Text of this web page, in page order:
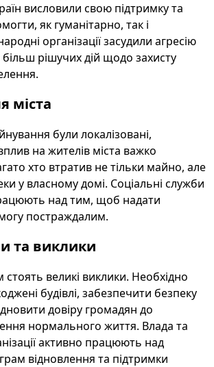
висловили свою підтримку та
як гуманітарно, так і
організації засудили агресію
рішучих дій щодо захисту
міста
були локалізовані,
на жителів міста важко
хто втратив не тільки майно, але
у власному домі. Соціальні служби
над тим, щоб надати
постраждалим.
та виклики
великі виклики. Необхідно
будівлі, забезпечити безпеку
довіру громадян до
нормального життя. Влада та
активно працюють над
відновлення та підтримки